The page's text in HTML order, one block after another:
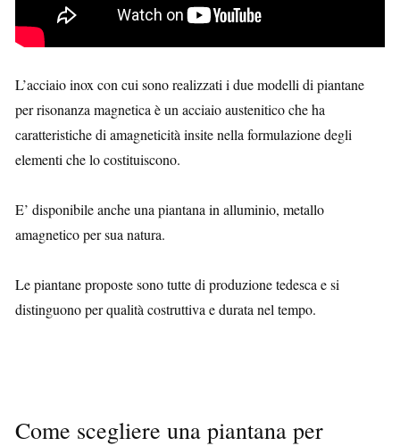
L’acciaio inox con cui sono realizzati i due modelli di piantane
per risonanza magnetica è un acciaio austenitico che ha
caratteristiche di amagneticità insite nella formulazione degli
elementi che lo costituiscono.
E’ disponibile anche una piantana in alluminio, metallo
amagnetico per sua natura.
Le piantane proposte sono tutte di produzione tedesca e si
distinguono per qualità costruttiva e durata nel tempo.
Come scegliere una piantana per